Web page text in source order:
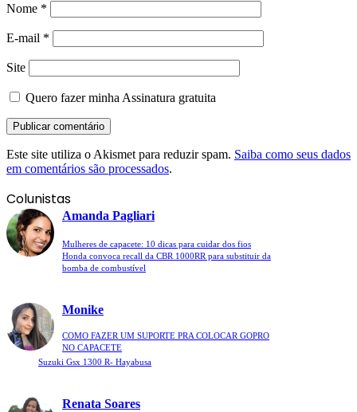
Nome *
E-mail *
Site
Quero fazer minha Assinatura gratuita
Este site utiliza o Akismet para reduzir spam. Saiba como seus dados
em comentários são processados.
Colunistas
Amanda Pagliari
Mulheres de capacete: 10 dicas para cuidar dos fios
Honda convoca recall da CBR 1000RR para substituir da
bomba de combustível
Monike
COMO FAZER UM SUPORTE PRA COLOCAR GOPRO
NO CAPACETE
Suzuki Gsx 1300 R- Hayabusa
Renata Soares